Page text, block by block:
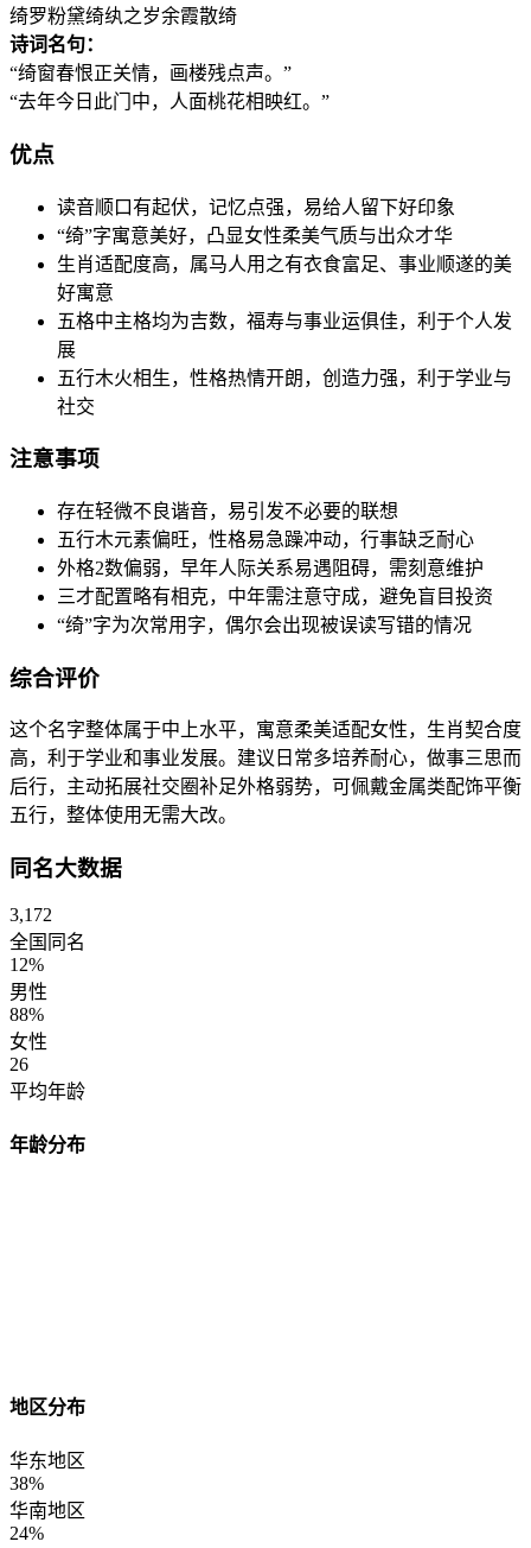
绮罗粉黛绮纨之岁余霞散绮
诗词名句：
“绮窗春恨正关情，画楼残点声。”
“去年今日此门中，人面桃花相映红。”
优点
读音顺口有起伏，记忆点强，易给人留下好印象
“绮”字寓意美好，凸显女性柔美气质与出众才华
生肖适配度高，属马人用之有衣食富足、事业顺遂的美
好寓意
五格中主格均为吉数，福寿与事业运俱佳，利于个人发
展
五行木火相生，性格热情开朗，创造力强，利于学业与
社交
注意事项
存在轻微不良谐音，易引发不必要的联想
五行木元素偏旺，性格易急躁冲动，行事缺乏耐心
外格2数偏弱，早年人际关系易遇阻碍，需刻意维护
三才配置略有相克，中年需注意守成，避免盲目投资
“绮”字为次常用字，偶尔会出现被误读写错的情况
综合评价
这个名字整体属于中上水平，寓意柔美适配女性，生肖契合度
高，利于学业和事业发展。建议日常多培养耐心，做事三思而
后行，主动拓展社交圈补足外格弱势，可佩戴金属类配饰平衡
五行，整体使用无需大改。
同名大数据
3,172
全国同名
12%
男性
88%
女性
26
平均年龄
年龄分布
地区分布
华东地区
38%
华南地区
24%